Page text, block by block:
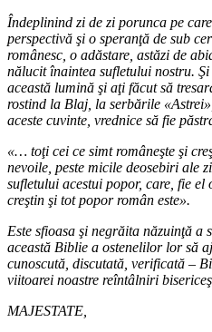
Îndeplinind zi de zi porunca pe
perspectivă şi o speranţă de sub
românesc, o adăstare, astăzi de
nălucit înaintea sufletului nostru.
această lumină şi aţi făcut să
rostind la Blaj, la serbările
aceste cuvinte, vrednice să fie
«… toţi cei ce simt româneşte şi
nevoile, peste micile deosebiri ale
sufletului acestui popor, care, fie
creştin şi tot popor român este».
Este sfioasa şi negrăita năzuinţă
această Biblie a ostenelilor lor să
cunoscută, discutată, verificată –
viitoarei noastre reîntâlniri
MAJESTATE,